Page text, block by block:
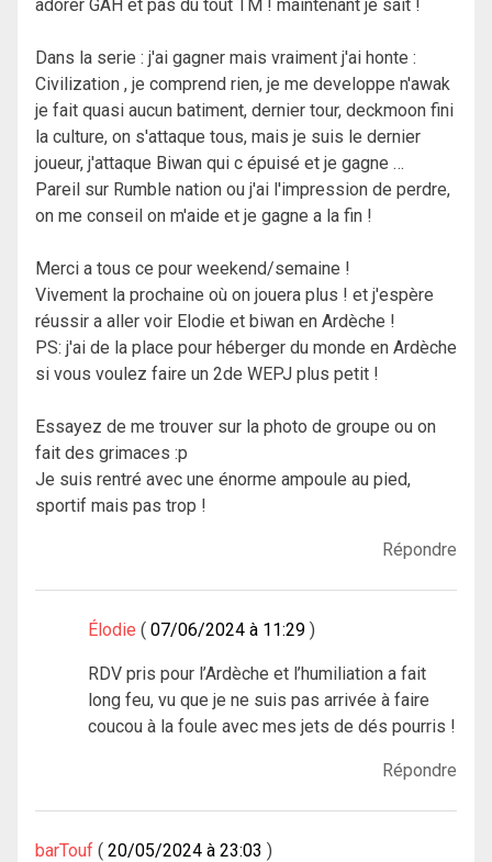
adorer GAH et pas du tout TM ! maintenant je sait !
Dans la serie : j'ai gagner mais vraiment j'ai honte :
Civilization , je comprend rien, je me developpe n'awak
je fait quasi aucun batiment, dernier tour, deckmoon fini
la culture, on s'attaque tous, mais je suis le dernier
joueur, j'attaque Biwan qui c épuisé et je gagne …
Pareil sur Rumble nation ou j'ai l'impression de perdre,
on me conseil on m'aide et je gagne a la fin !
Merci a tous ce pour weekend/semaine !
Vivement la prochaine où on jouera plus ! et j'espère
réussir a aller voir Elodie et biwan en Ardèche !
PS: j'ai de la place pour héberger du monde en Ardèche
si vous voulez faire un 2de WEPJ plus petit !
Essayez de me trouver sur la photo de groupe ou on
fait des grimaces :p
Je suis rentré avec une énorme ampoule au pied,
sportif mais pas trop !
Répondre
Élodie 07/06/2024 à 11:29
RDV pris pour l’Ardèche et l’humiliation a fait
long feu, vu que je ne suis pas arrivée à faire
coucou à la foule avec mes jets de dés pourris !
Répondre
barTouf 20/05/2024 à 23:03